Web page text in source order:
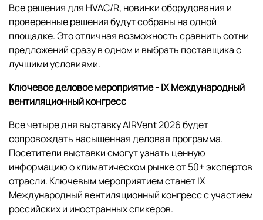
Все решения для HVAC/R, новинки оборудования и
проверенные решения будут собраны на одной
площадке. Это отличная возможность сравнить сотни
предложений сразу в одном и выбрать поставщика с
лучшими условиями.
Ключевое деловое мероприятие -IXМеждународный
вентиляционный конгресс
Все четыре дня выставку AIRVent 2026 будет
сопровождать насыщенная деловая программа.
Посетители выставки смогут узнать ценную
информацию о климатическом рынке от 50+ экспертов
отрасли. Ключевым мероприятием станет IX
Международный вентиляционный конгресс с участием
российских и иностранных спикеров.